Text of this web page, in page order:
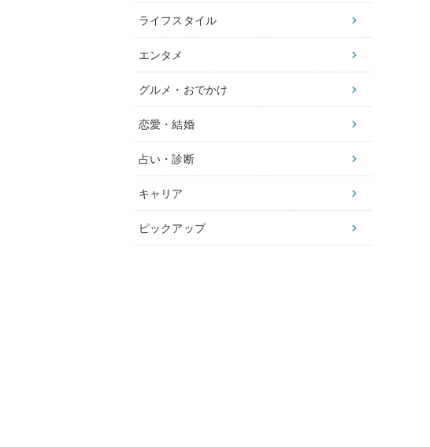
ライフスタイル
エンタメ
グルメ・おでかけ
恋愛・結婚
占い・診断
キャリア
ピックアップ